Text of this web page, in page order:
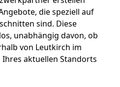
die speziell auf
sind. Diese
unabhängig davon, ob
von Leutkirch im
aktuellen Standorts